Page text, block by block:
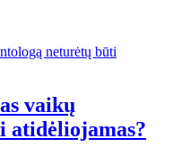
vaikų
atidėliojamas?